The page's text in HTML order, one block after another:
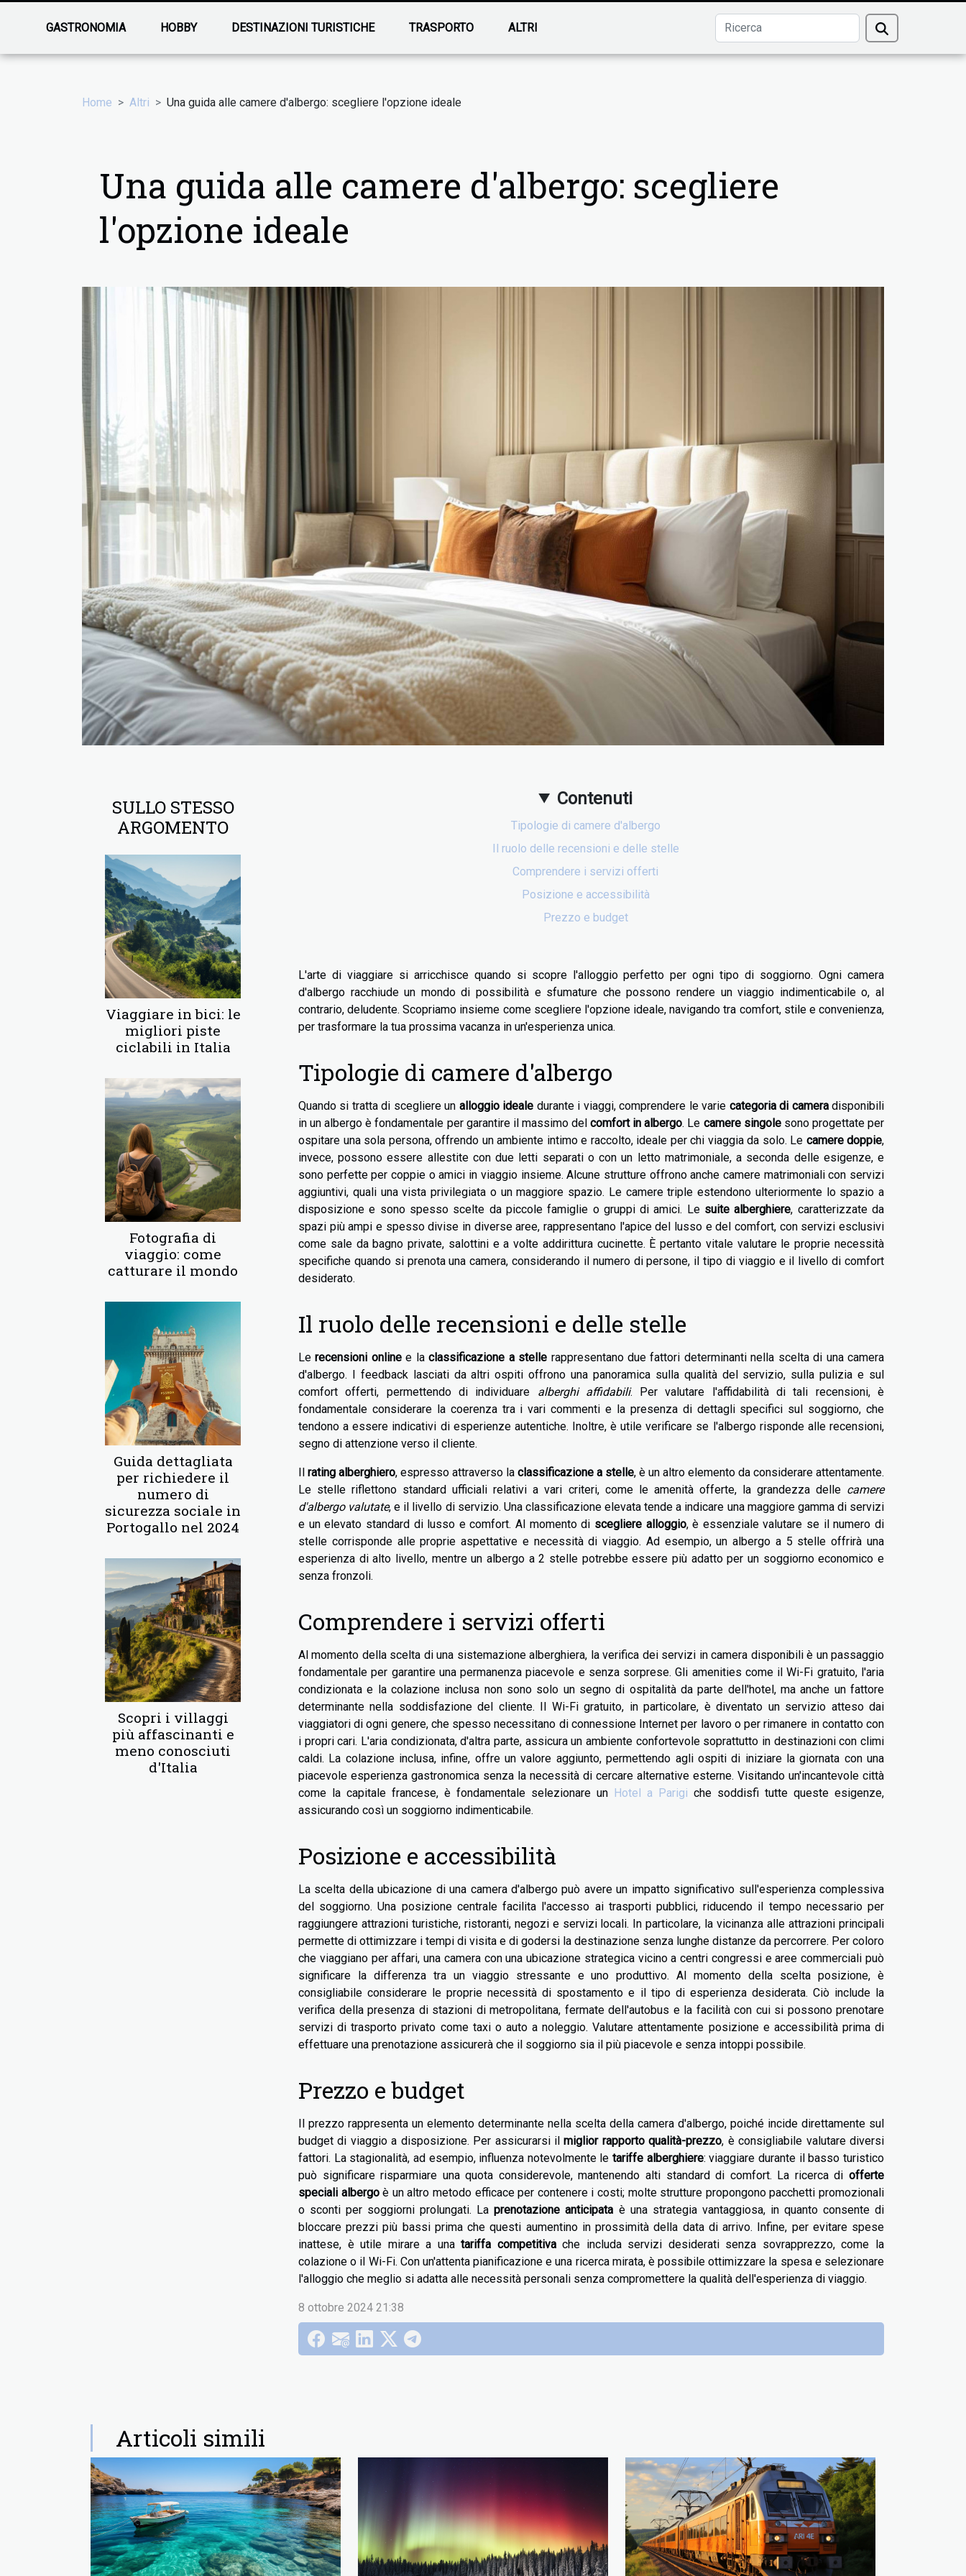
GASTRONOMIA HOBBY DESTINAZIONI TURISTICHE TRASPORTO ALTRI
Home Altri Una guida alle camere d'albergo: scegliere l'opzione ideale
Una guida alle camere d'albergo: scegliere
l'opzione ideale
SULLO STESSO
ARGOMENTO
Viaggiare in bici: le
migliori piste
ciclabili in Italia
Fotografia di
viaggio: come
catturare il mondo
Guida dettagliata
per richiedere il
numero di
sicurezza sociale in
Portogallo nel 2024
Scopri i villaggi
più affascinanti e
meno conosciuti
d'Italia
Contenuti
Tipologie di camere d'albergo
Il ruolo delle recensioni e delle stelle
Comprendere i servizi offerti
Posizione e accessibilità
Prezzo e budget
L'arte di viaggiare si arricchisce quando si scopre l'alloggio perfetto per ogni tipo di soggiorno. Ogni camera
d'albergo racchiude un mondo di possibilità e sfumature che possono rendere un viaggio indimenticabile o, al
contrario, deludente. Scopriamo insieme come scegliere l'opzione ideale, navigando tra comfort, stile e convenienza,
per trasformare la tua prossima vacanza in un'esperienza unica.
Tipologie di camere d'albergo
Quando si tratta di scegliere un alloggio ideale durante i viaggi, comprendere le varie categoria di cameradisponibili
in un albergo è fondamentale per garantire il massimo delcomfort in albergo. Le camere singolesono progettate per
ospitare una sola persona, offrendo un ambiente intimo e raccolto, ideale per chi viaggia da solo. Le camere doppie,
invece, possono essere allestite con due letti separati o con un letto matrimoniale, a seconda delle esigenze, e
sono perfette per coppie o amici in viaggio insieme. Alcune strutture offrono anche camere matrimoniali con servizi
aggiuntivi, quali una vista privilegiata o un maggiore spazio. Le camere triple estendono ulteriormente lo spazio a
disposizione e sono spesso scelte da piccole famiglie o gruppi di amici. Le suite alberghiere, caratterizzate da
spazi più ampi e spesso divise in diverse aree, rappresentano l'apice del lusso e del comfort, con servizi esclusivi
come sale da bagno private, salottini e a volte addirittura cucinette. È pertanto vitale valutare le proprie necessità
specifiche quando si prenota una camera, considerando il numero di persone, il tipo di viaggio e il livello di comfort
desiderato.
Il ruolo delle recensioni e delle stelle
Lerecensioni onlinee laclassificazione a stelle rappresentano due fattori determinanti nella scelta di una camera
d'albergo. I feedback lasciati da altri ospiti offrono una panoramica sulla qualità del servizio, sulla pulizia e sul
comfort offerti, permettendo di individuare alberghi affidabili. Per valutare l'affidabilità di tali recensioni, è
fondamentale considerare la coerenza tra i vari commenti e la presenza di dettagli specifici sul soggiorno, che
tendono a essere indicativi di esperienze autentiche. Inoltre, è utile verificare se l'albergo risponde alle recensioni,
segno di attenzione verso il cliente.
Il rating alberghiero, espresso attraverso la classificazione a stelle, è un altro elemento da considerare attentamente.
Le stelle riflettono standard ufficiali relativi a vari criteri, come le amenità offerte, la grandezza delle camere
d'albergo valutate, e il livello di servizio. Una classificazione elevata tende a indicare una maggiore gamma di servizi
e un elevato standard di lusso e comfort. Al momento di scegliere alloggio, è essenziale valutare se il numero di
stelle corrisponde alle proprie aspettative e necessità di viaggio. Ad esempio, un albergo a 5 stelle offrirà una
esperienza di alto livello, mentre un albergo a 2 stelle potrebbe essere più adatto per un soggiorno economico e
senza fronzoli.
Comprendere i servizi offerti
Al momento della scelta di una sistemazione alberghiera, la verifica dei servizi in camera disponibili è un passaggio
fondamentale per garantire una permanenza piacevole e senza sorprese. Gli amenities come il Wi-Fi gratuito, l'aria
condizionata e la colazione inclusa non sono solo un segno di ospitalità da parte dell'hotel, ma anche un fattore
determinante nella soddisfazione del cliente. Il Wi-Fi gratuito, in particolare, è diventato un servizio atteso dai
viaggiatori di ogni genere, che spesso necessitano di connessione Internet per lavoro o per rimanere in contatto con
i propri cari. L'aria condizionata, d'altra parte, assicura un ambiente confortevole soprattutto in destinazioni con climi
caldi. La colazione inclusa, infine, offre un valore aggiunto, permettendo agli ospiti di iniziare la giornata con una
piacevole esperienza gastronomica senza la necessità di cercare alternative esterne. Visitando un'incantevole città
come la capitale francese, è fondamentale selezionare un Hotel a Parigi che soddisfi tutte queste esigenze,
assicurando così un soggiorno indimenticabile.
Posizione e accessibilità
La scelta della ubicazione di una camera d'albergo può avere un impatto significativo sull'esperienza complessiva
del soggiorno. Una posizione centrale facilita l'accesso ai trasporti pubblici, riducendo il tempo necessario per
raggiungere attrazioni turistiche, ristoranti, negozi e servizi locali. In particolare, la vicinanza alle attrazioni principali
permette di ottimizzare i tempi di visita e di godersi la destinazione senza lunghe distanze da percorrere. Per coloro
che viaggiano per affari, una camera con una ubicazione strategica vicino a centri congressi e aree commerciali può
significare la differenza tra un viaggio stressante e uno produttivo. Al momento della scelta posizione, è
consigliabile considerare le proprie necessità di spostamento e il tipo di esperienza desiderata. Ciò include la
verifica della presenza di stazioni di metropolitana, fermate dell'autobus e la facilità con cui si possono prenotare
servizi di trasporto privato come taxi o auto a noleggio. Valutare attentamente posizione e accessibilità prima di
effettuare una prenotazione assicurerà che il soggiorno sia il più piacevole e senza intoppi possibile.
Prezzo e budget
Il prezzo rappresenta un elemento determinante nella scelta della camera d'albergo, poiché incide direttamente sul
budget di viaggio a disposizione. Per assicurarsi ilmiglior rapporto qualità-prezzo, è consigliabile valutare diversi
fattori. La stagionalità, ad esempio, influenza notevolmente letariffe alberghiere: viaggiare durante il basso turistico
può significare risparmiare una quota considerevole, mantenendo alti standard di comfort. La ricerca di offerte
speciali albergoè un altro metodo efficace per contenere i costi; molte strutture propongono pacchetti promozionali
o sconti per soggiorni prolungati. Laprenotazione anticipata è una strategia vantaggiosa, in quanto consente di
bloccare prezzi più bassi prima che questi aumentino in prossimità della data di arrivo. Infine, per evitare spese
inattese, è utile mirare a unatariffa competitivache includa servizi desiderati senza sovrapprezzo, come la
colazione o il Wi-Fi. Con un'attenta pianificazione e una ricerca mirata, è possibile ottimizzare la spesa e selezionare
l'alloggio che meglio si adatta alle necessità personali senza compromettere la qualità dell'esperienza di viaggio.
8 ottobre 2024 21:38
Articoli simili